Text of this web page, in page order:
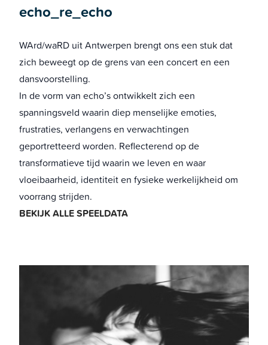
echo_re_echo
WArd/waRD uit Antwerpen brengt ons een stuk dat
zich beweegt op de grens van een concert en een
dansvoorstelling.
In de vorm van echo’s ontwikkelt zich een
spanningsveld waarin diep menselijke emoties,
frustraties, verlangens en verwachtingen
geportretteerd worden. Reflecterend op de
transformatieve tijd waarin we leven en waar
vloeibaarheid, identiteit en fysieke werkelijkheid om
voorrang strijden.
BEKIJK ALLE SPEELDATA